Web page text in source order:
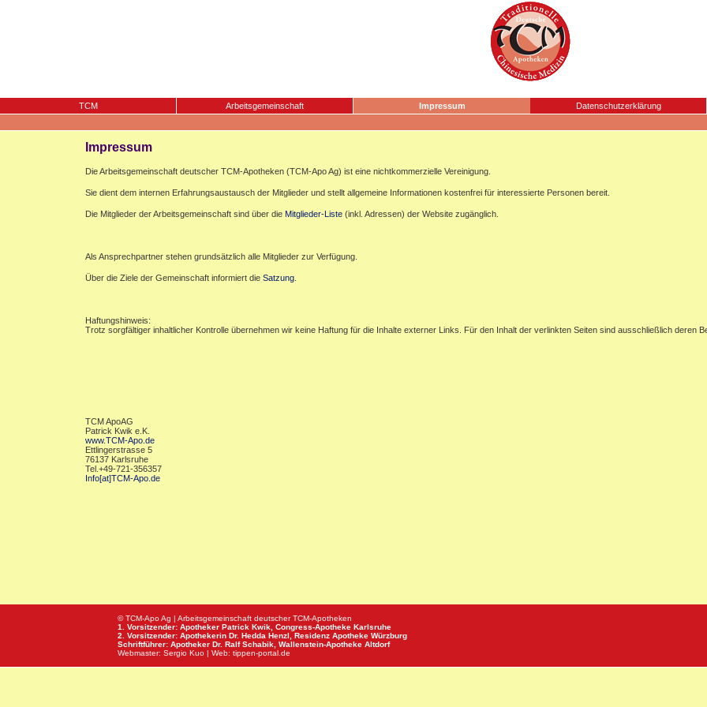
TCM Arbeitsgemeinschaft Impressum Datenschutzerklärung
Impressum
Die Arbeitsgemeinschaft deutscher TCM-Apotheken (TCM-Apo Ag) ist eine nichtkommerzielle Vereinigung.
Sie dient dem internen Erfahrungsaustausch der Mitglieder und stellt allgemeine Informationen kostenfrei für interessierte Personen bereit.
Die Mitglieder der Arbeitsgemeinschaft sind über die Mitglieder-Liste (inkl. Adressen) der Website zugänglich.
Als Ansprechpartner stehen grundsätzlich alle Mitglieder zur Verfügung.
Über die Ziele der Gemeinschaft informiert die Satzung
Haftungshinweis:
Trotz sorgfältiger inhaltlicher Kontrolle übernehmen wir keine Haftung für die Inhalte externer Links. Für den Inhalt der verlinkten Seiten sind ausschließlich deren
TCM ApoAG
Patrick Kwik e.K.
www.TCM-Apo.de
Ettlingerstrasse 5
76137 Karlsruhe
Tel.+49-721-356357
Info[at]TCM-Apo.de
© TCM-Apo Ag | Arbeitsgemeinschaft deutscher TCM-Apotheken
1. Vorsitzender: Apotheker Patrick Kwik, Congress-Apotheke Karlsruhe
2. Vorsitzender: Apothekerin Dr. Hedda Henzl, Residenz Apotheke Würzburg
Schriftführer: Apotheker Dr. Ralf Schabik, Wallenstein-Apotheke Altdorf
Webmaster: Sergio Kuo | Web: tippen-portal.de